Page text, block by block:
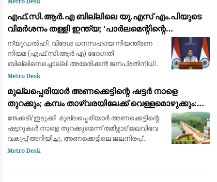
നിർമ്മാതാക്കളായ എബി ബോഫോ
​എഫ്.സി.ആർ.എ ബില്ലിലെ യു.എസ് എം.പിയുടെ
വിമർശനം തള്ളി ഇന്ത്യ; 'പാർലമെന്റിന്റെ
അധികാരം, ആഭ്യന്തര വിഷയം' എന്ന് വിദേശകാര്യ
മന്ത്രാലയം
ന്യൂഡൽഹി: വിദേശ ധനസഹായ നിയന്ത്രണ
നിയമ (എഫ്.സി.ആർ.എ) ഭേദഗതി
ബില്ലിനെച്ചൊല്ലി അമേരിക്കൻ ജനപ്രതിനിധി
നടത്തിയ വിമർശനങ്ങൾ തള്ളി കേന്ദ്ര
നിയമനിർമ്മാണങ്ങൾ ഇന്ത്യയുടെ പൂർണ്ണമായ
ആ
Metro Desk
മുല്ലപ്പെരിയാർ അണക്കെട്ടിന്റെ ഷട്ടർ നാളെ
തുറക്കും; കമ്പം താഴ്‌വരയിലേക്ക് വെള്ളമൊഴുക്കും:
മുന്നറിയിപ്പ്
തേക്കടി/ഇടുക്കി: മുല്ലപ്പെരിയാർ അണക്കെട്ടിന്റെ
ഷട്ടറുകൾ നാളെ തുറക്കുമെന്ന് തമിഴ്നാട് ജലവിഭവ
വകുപ്പ് അറിയിച്ചു. അണക്കെട്ടിലെ ജലനിരപ്പ്
ഉയർന്നതിനെ തുടർന്നാണ് നടപടി. കമ്പം
Metro Desk